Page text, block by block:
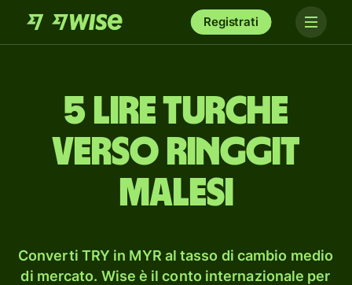
Registrati
5 lire turche
verso ringgit
malesi
Converti TRY in MYR al tasso di cambio medio
di mercato. Wise è il conto internazionale per